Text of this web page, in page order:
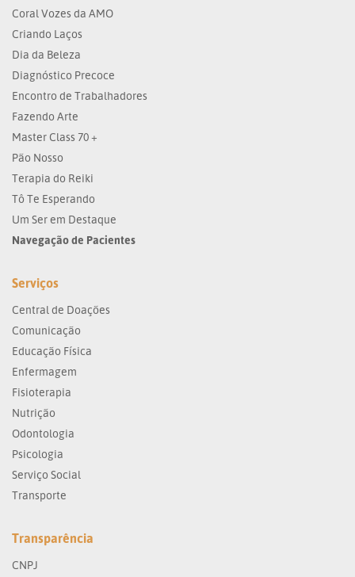
Coral Vozes da AMO
Criando Laços
Dia da Beleza
Diagnóstico Precoce
Encontro de Trabalhadores
Fazendo Arte
Master Class 70 +
Pão Nosso
Terapia do Reiki
Tô Te Esperando
Um Ser em Destaque
Navegação de Pacientes
Serviços
Central de Doações
Comunicação
Educação Física
Enfermagem
Fisioterapia
Nutrição
Odontologia
Psicologia
Serviço Social
Transporte
Transparência
CNPJ